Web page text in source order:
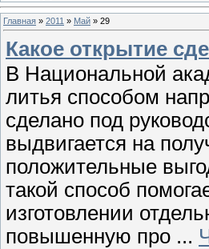
Главная » 2011 » Май » 29
Какое открытие
В Национальной
литья способом
сделано под
выдвигается на
положительные
такой способ
изготовлении
повышенную про ...